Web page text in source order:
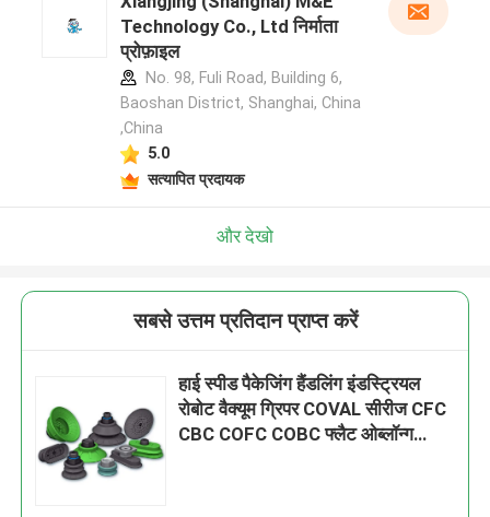
Technology Co., Ltd निर्माता
प्रोफ़ाइल
No. 98, Fuli Road, Building 6,
Baoshan District, Shanghai, China
,China
5.0
सत्यापित प्रदायक
और देखो
सबसे उत्तम प्रतिदान प्राप्त करें
हाई स्पीड पैकेजिंग हैंडलिंग इंडस्ट्रियल
रोबोट वैक्यूम ग्रिपर COVAL सीरीज CFC
CBC COFC COBC फ्लैट ओब्लॉन्ग